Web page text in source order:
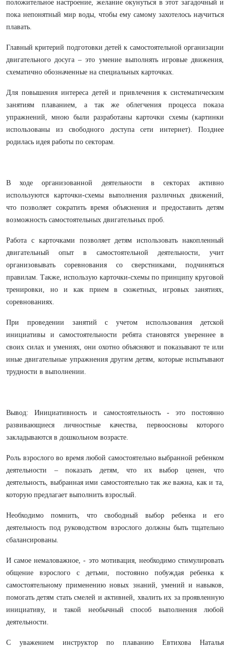
положительное настроение, желание окунуться в этот загадочный и
пока непонятный мир воды, чтобы ему самому захотелось научиться
плавать.
Главный критерий подготовки детей к самостоятельной организации
двигательного досуга – это умение выполнять игровые движения,
схематично обозначенные на специальных карточках.
Для повышения интереса детей и привлечения к систематическим
занятиям плаванием, а так же облегчения процесса показа
упражнений, мною были разработаны карточки схемы (картинки
использованы из свободного доступа сети интернет). Позднее
родилась идея работы по секторам.
В ходе организованной деятельности в секторах активно
используются карточки-схемы выполнения различных движений,
что позволяет сократить время объяснения и предоставить детям
возможность самостоятельных двигательных проб.
Работа с карточками позволяет детям использовать накопленный
двигательный опыт в самостоятельной деятельности, учит
организовывать соревнования со сверстниками, подчиняться
правилам. Также, использую карточки-схемы по принципу круговой
тренировки, но и как прием в сюжетных, игровых занятиях,
соревнованиях.
При проведении занятий с учетом использования детской
инициативы и самостоятельности ребята становятся увереннее в
своих силах и умениях, они охотно объясняют и показывают те или
иные двигательные упражнения другим детям, которые испытывают
трудности в выполнении.
Вывод: Инициативность и самостоятельность - это постоянно
развивающиеся личностные качества, первоосновы которого
закладываются в дошкольном возрасте.
Роль взрослого во время любой самостоятельно выбранной ребенком
деятельности – показать детям, что их выбор ценен, что
деятельность, выбранная ими самостоятельно так же важна, как и та,
которую предлагает выполнить взрослый.
Необходимо помнить, что свободный выбор ребенка и его
деятельность под руководством взрослого должны быть тщательно
сбалансированы.
И самое немаловажное, - это мотивация, необходимо стимулировать
общение взрослого с детьми, постоянно побуждая ребенка к
самостоятельному применению новых знаний, умений и навыков,
помогать детям стать смелей и активней, хвалить их за проявленную
инициативу, и такой необычный способ выполнения любой
деятельности.
С уважением инструктор по плаванию Евтихова Наталья